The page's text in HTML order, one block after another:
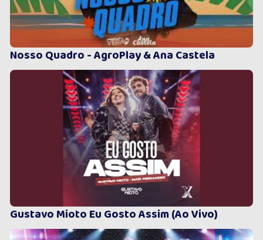
Nosso Quadro - AgroPlay & Ana Castela
Gustavo Mioto Eu Gosto Assim (Ao Vivo)